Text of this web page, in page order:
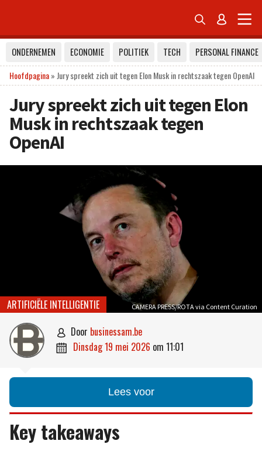
 
ONDERNEMEN ECONOMIE POLITIEK TECH
PERSONAL FINANCE
Hoofdpagina» Jury spreekt zich uit tegen Elon Musk in rechtszaak tegen OpenAI
Jury spreekt zich uit tegen Elon
Musk in rechtszaak tegen
OpenAI
CAMERA PRESS/ROTA via Content Curation
ARTIFICIËLE INTELLIGENTIE
 door businessam.be
 dinsdag 19 mei 2026 om 11:01
Lees voor
Key takeaways